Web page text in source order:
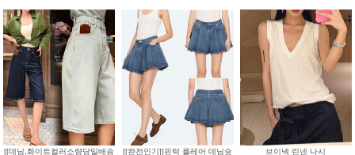
[[데님,화이트컬러소량당일배송
[[완전인기]]핀턱 플레어 데님숏
브이넥 린넨 나시